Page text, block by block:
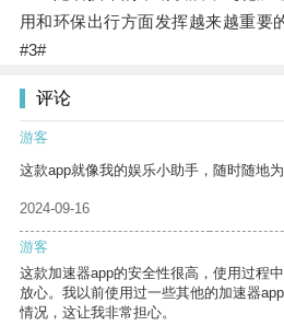
用和环保出行方面发挥越来越重要
#3#
评论
游客
这款app就像我的娱乐小助手，随时随地
2024-09-16
游客
这款加速器app的安全性很高，使用过程
放心。我以前使用过一些其他的加速器
情况，这让我非常担心。